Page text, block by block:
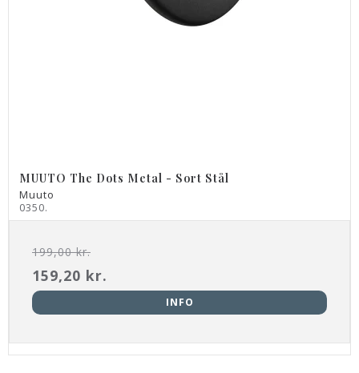
MUUTO The Dots Metal - Sort Stål
Muuto
0350.
199,00 kr.
159,20 kr.
INFO